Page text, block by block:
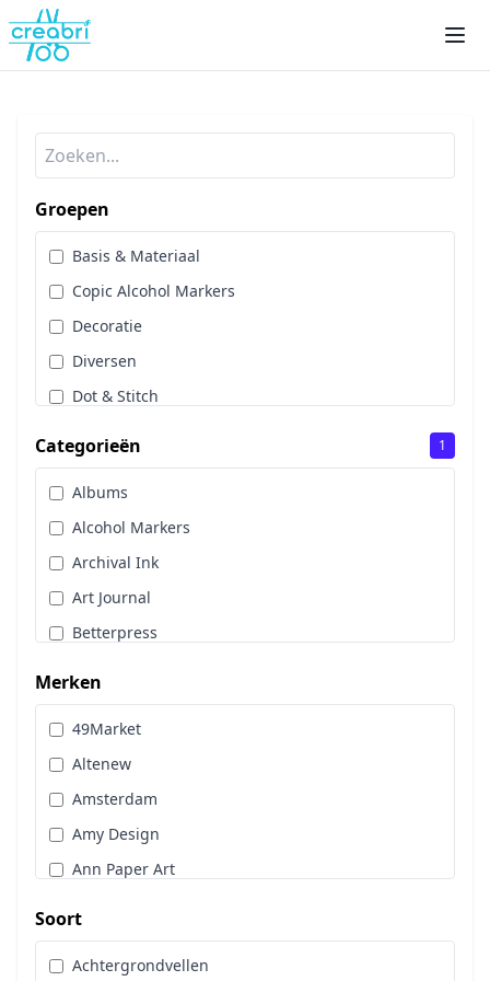
Groepen
Basis & Materiaal
Copic Alcohol Markers
Decoratie
Diversen
Dot & Stitch
Sale
Stans, Embos & Stencils
Stempels
Workshoppakket
Pan Pastel
Categorieën 1
Albums
Alcohol Markers
Archival Ink
Art Journal
Betterpress
Brads
Cadence
Designpapier
Distress Oxide Spray
Distress Spritz
Divers
Dot & Do
Embossingpoeder
Merken
49Market
Altenew
Amsterdam
Amy Design
Ann Paper Art
Art Impressions
Art Journaling
Soort
Achtergrondvellen